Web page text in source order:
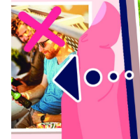
Untermenü
Untermenü
Untermenü
Untermenü